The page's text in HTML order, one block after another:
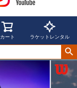
カート ラケットレンタル